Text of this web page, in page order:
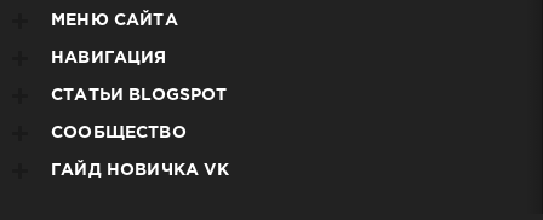
МЕНЮ САЙТА
НАВИГАЦИЯ
СТАТЬИ BLOGSPOT
СООБЩЕСТВО
ГАЙД НОВИЧКА VK